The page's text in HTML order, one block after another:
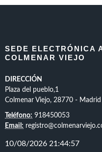
SEDE ELECTRÓNICA
COLMENAR VIEJO
DIRECCIÓN
Plaza del pueblo,1
Colmenar Viejo, 28770 - Madrid
Teléfono: 918450053
Email: